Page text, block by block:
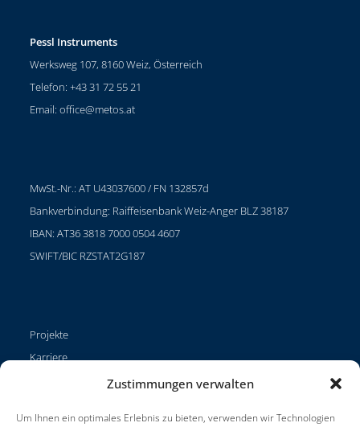
Zustimmungen verwalten
Um Ihnen ein optimales Erlebnis zu bieten, verwenden wir Technologien
Pessl Instruments
Werksweg 107, 8160 Weiz, Österreich
Telefon: +43 31 72 55 21
Email:office@metos.at
MwSt.-Nr.: AT U43037600 / FN 132857d
Bankverbindung: Raiffeisenbank Weiz-Anger BLZ 38187
IBAN: AT36 3818 7000 0504 4607
SWIFT/BIC RZSTAT2G187
Projekte
Karriere
Nutzungsbedingungen